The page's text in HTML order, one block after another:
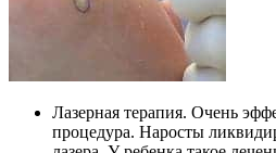
Лазерная терапия. Очень
процедура. Наросты